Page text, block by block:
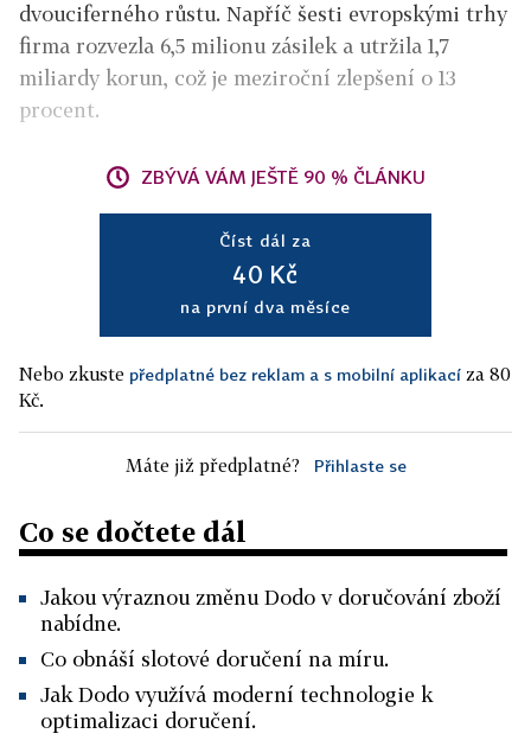
dvouciferného růstu. Napříč šesti evropskými trhy
firma rozvezla 6,5 milionu zásilek a utržila 1,7
miliardy korun, což je meziroční zlepšení o 13
procent.
ZBÝVÁ VÁM JEŠTĚ 90 % ČLÁNKU
Číst dál za
40 Kč
na první dva měsíce
Nebo zkuste předplatné bez reklam a s mobilní aplikací za 80
Kč.
Máte již předplatné? Přihlaste se
Co se dočtete dál
Jakou výraznou změnu Dodo v doručování zboží
nabídne.
Co obnáší slotové doručení na míru.
Jak Dodo využívá moderní technologie k
optimalizaci doručení.